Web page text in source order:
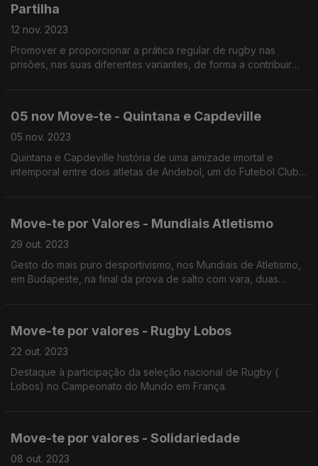
Partilha
12 nov. 2023
Promover e proporcionar a prática regular de rugby nas
prisões, nas suas diferentes variantes, de forma a contribuir
05 nov Move-te - Quintana e Capdeville
05 nov. 2023
Quintana e Capdeville história de uma amizade imortal e
intemporal entre dois atletas de Andebol, um do Futebol Clube
Move-te por Valores - Mundiais Atletismo
29 out. 2023
Gesto do mais puro desportivismo, nos Mundiais de Atletismo,
em Budapeste, na final da prova de salto com vara, duas
Move-te por valores - Rugby Lobos
22 out. 2023
Destaque à participação da seleção nacional de Rugby (
Lobos) no Campeonato do Mundo em França.
Move-te por valores - Solidariedade
08 out. 2023